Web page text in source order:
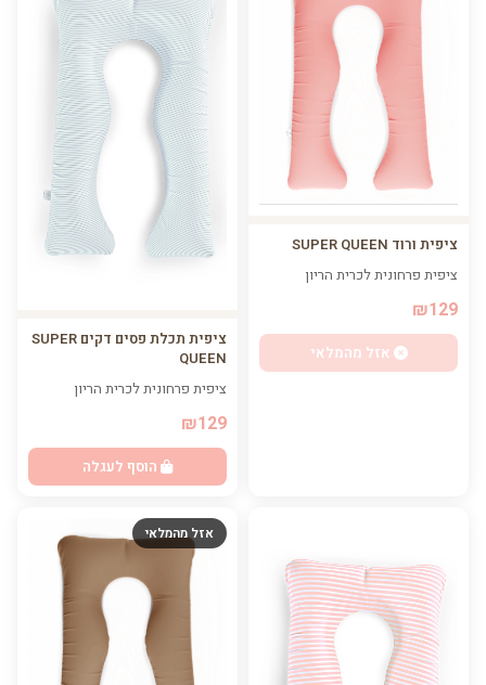
ציפית ורוד SUPER QUEEN
ציפית פרחונית לכרית הריון
₪129
אזל מהמלאי
ציפית תכלת פסים דקים SUPER
QUEEN
ציפית פרחונית לכרית הריון
₪129
הוסף לעגלה
אזל מהמלאי